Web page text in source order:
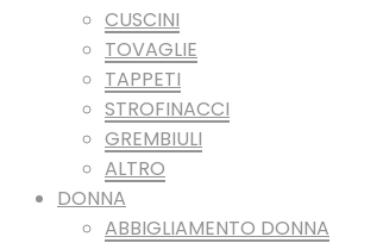
CUSCINI
TOVAGLIE
TAPPETI
STROFINACCI
GREMBIULI
ALTRO
DONNA
ABBIGLIAMENTO DONNA